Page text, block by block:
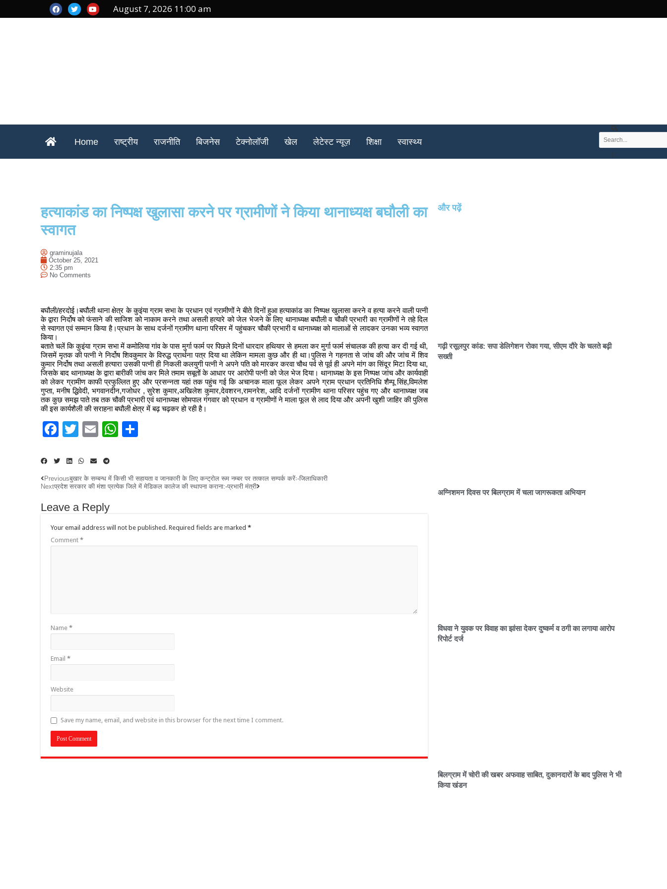
August 7, 2026 11:00 am
Home राष्ट्रीय राजनीति बिजनेस टेक्नोलॉजी खेल लेटेस्ट न्यूज़ शिक्षा स्वास्थ्य
हत्याकांड का निष्पक्ष खुलासा करने पर ग्रामीणों ने किया थानाध्यक्ष बघौली का
स्वागत
graminujala
October 25, 2021
2:35 pm
No Comments
बघौली/हरदोई।बघौली थाना क्षेत्र के कुइंया ग्राम सभा के प्रधान एवं ग्रामीणों ने बीते दिनों हुआ हत्याकांड का निष्पक्ष खुलासा करने व हत्या करने वाली पत्नी
के द्वारा निर्दोष को फंसाने की साजिश को नाकाम करने तथा असली हत्यारे को जेल भेजने के लिए थानाध्यक्ष बघौली व चौकी प्रभारी का ग्रामीणों ने तहे दिल
से स्वागत एवं सम्मान किया है।प्रधान के साथ दर्जनों ग्रामीण थाना परिसर में पहुंचकर चौकी प्रभारी व थानाध्यक्ष को मालाओं से लादकर उनका भव्य स्वागत
किया।
बताते चलें कि कुइंया ग्राम सभा में कमोलिया गांव के पास मुर्गा फार्म पर पिछले दिनों धारदार हथियार से हमला कर मुर्गा फार्म संचालक की हत्या कर दी गई थी,
जिसमें मृतक की पत्नी ने निर्दोष शिवकुमार के विरुद्ध प्रार्थना पत्र दिया था लेकिन मामला कुछ और ही था।पुलिस ने गहनता से जांच की और जांच में शिव
कुमार निर्दोष तथा असली हत्यारा उसकी पत्नी ही निकली कलयुगी पत्नी ने अपने पति को मारकर करवा चौथ पर्व से पूर्व ही अपने मांग का सिंदूर मिटा दिया था,
जिसके बाद थानाध्यक्ष के द्वारा बारीकी जांच कर मिले तमाम सबूतों के आधार पर आरोपी पत्नी को जेल भेज दिया। थानाध्यक्ष के इस निष्पक्ष जांच और कार्यवाही
को लेकर ग्रामीण काफी प्रफुल्लित हुए और प्रसन्नता यहां तक पहुंच गई कि अचानक माला फूल लेकर अपने ग्राम प्रधान प्रतिनिधि शैम्पू सिंह,विमलेश
गुप्ता, मनीष द्धिवेदी, भगवानदीन,गजोधर , सुरेश कुमार,अखिलेश कुमार,देवशरन,रामनरेश, आदि दर्जनों ग्रामीण थाना परिसर पहुंच गए और थानाध्यक्ष जब
तक कुछ समझ पाते तब तक चौकी प्रभारी एवं थानाध्यक्ष सोमपाल गंगवार को प्रधान व ग्रामीणों ने माला फूल से लाद दिया और अपनी खुशी जाहिर की पुलिस
की इस कार्यशैली की सराहना बघौली क्षेत्र में बढ़ चढ़कर हो रही है।
Facebook
TwitterEmailWhatsApp
Previousबुखार के सम्बन्ध में किसी भी सहायता व जानकारी के लिए कन्ट्रोल रूम नम्बर पर तत्काल सम्पर्क करेंः-जिलाधिकारी
Nextप्रदेश सरकार की मंशा प्रत्येक जिले में मेडिकल कालेज की स्थापना कराना:-प्रभारी मंत्री
Leave a Reply
Your email address will not be published. Required fields are marked *
Comment *
Name *
Email *
Website
Save my name, email, and website in this browser for the next time I comment.
और पढ़ें
गढ़ी रसूलपुर कांड: सपा डेलिगेशन रोका गया, सीएम दौरे के चलते बढ़ी
सख्ती
अग्निशमन दिवस पर बिलग्राम में चला जागरूकता अभियान
विधवा ने युवक पर विवाह का झांसा देकर दुष्कर्म व ठगी का लगाया आरोप
रिपोर्ट दर्ज
बिलग्राम में चोरी की खबर अफवाह साबित, दुकानदारों के बाद पुलिस ने भी
किया खंडन